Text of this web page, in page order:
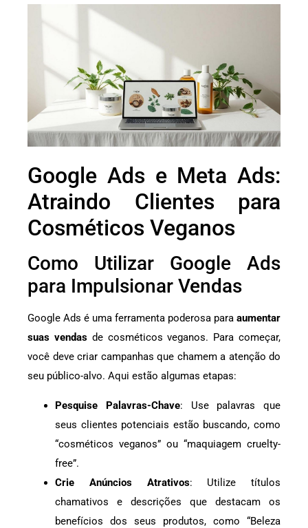
Google Ads e Meta Ads:
Atraindo Clientes para
Cosméticos Veganos
Como Utilizar Google Ads
para Impulsionar Vendas
Google Ads é uma ferramenta poderosa para aumentar
suas vendasde cosméticos veganos. Para começar,
você deve criar campanhas que chamem a atenção do
seu público-alvo. Aqui estão algumas etapas:
Pesquise Palavras-Chave: Use palavras que
seus clientes potenciais estão buscando, como
“cosméticos veganos” ou “maquiagem cruelty-
free”.
Crie Anúncios Atrativos: Utilize títulos
chamativos e descrições que destacam os
benefícios dos seus produtos, como “Beleza